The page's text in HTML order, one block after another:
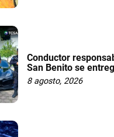
Conductor
San Benito se
8 agosto, 2026